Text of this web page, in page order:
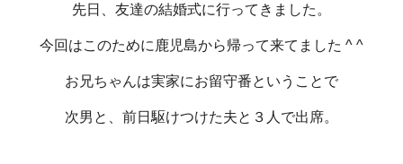
先日、友達の結婚式に行ってきました。
今回はこのために鹿児島から帰って来てました ^ ^
お兄ちゃんは実家にお留守番ということで
次男と、前日駆けつけた夫と３人で出席。